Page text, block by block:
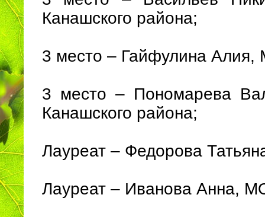
Канашского района;
3 место – Гайфулина
3 место – Пономарева
Канашского района;
Лауреат – Федорова
Лауреат – Иванова Анна,